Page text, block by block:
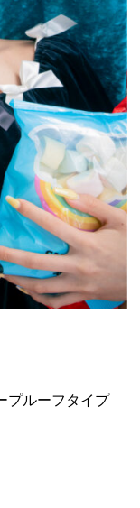
プルーフタイプ